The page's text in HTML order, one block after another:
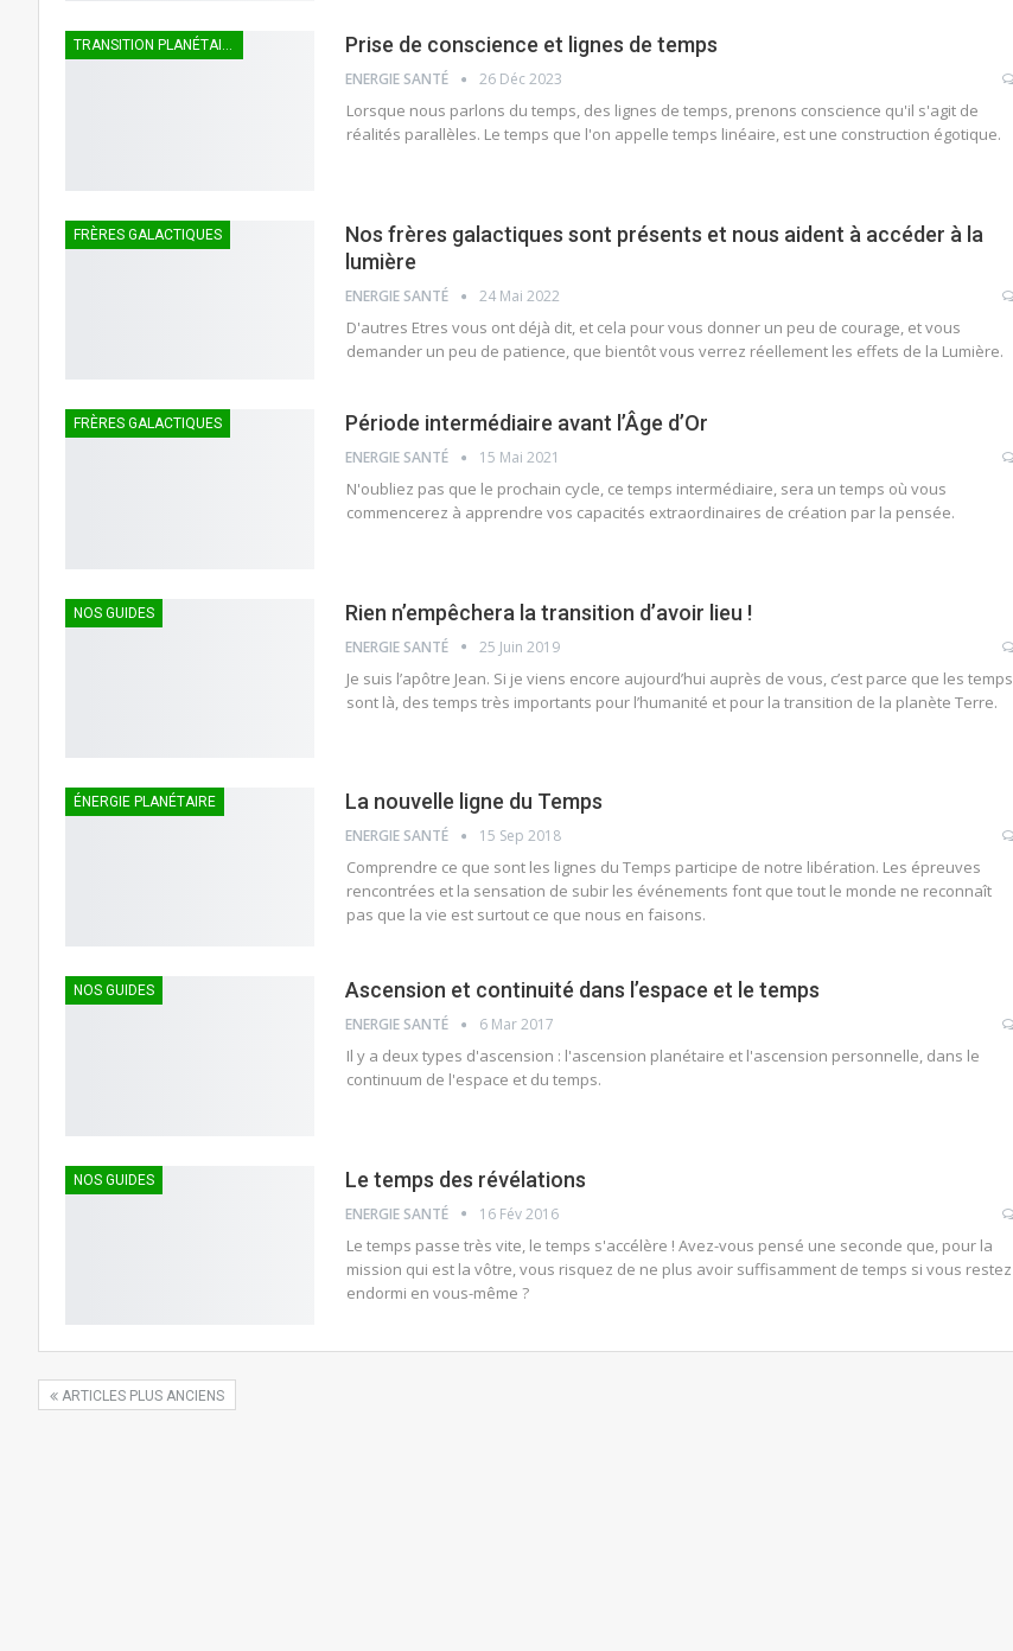
TRANSITION PLANÉTAIRE Prise de conscience et lignes de temps
ENERGIE SANTÉ 26 Déc 2023
Lorsque nous parlons du temps, des lignes de temps, prenons conscience qu'il s'agit de
réalités parallèles. Le temps que l'on appelle temps linéaire, est une construction égotique.
FRÈRES GALACTIQUES
Nos frères galactiques sont présents et nous aident à accéder à la
lumière
ENERGIE SANTÉ 24 Mai 2022
D'autres Etres vous ont déjà dit, et cela pour vous donner un peu de courage, et vous
demander un peu de patience, que bientôt vous verrez réellement les effets de la Lumière.
FRÈRES GALACTIQUES Période intermédiaire avant l’Âge d’Or
ENERGIE SANTÉ 15 Mai 2021
N'oubliez pas que le prochain cycle, ce temps intermédiaire, sera un temps où vous
commencerez à apprendre vos capacités extraordinaires de création par la pensée.
NOS GUIDES Rien n’empêchera la transition d’avoir lieu !
ENERGIE SANTÉ 25 Juin 2019
Je suis l’apôtre Jean. Si je viens encore aujourd’hui auprès de vous, c’est parce que les temps
sont là, des temps très importants pour l’humanité et pour la transition de la planète Terre.
ÉNERGIE PLANÉTAIRE La nouvelle ligne du Temps
ENERGIE SANTÉ 15 Sep 2018
Comprendre ce que sont les lignes du Temps participe de notre libération. Les épreuves
rencontrées et la sensation de subir les événements font que tout le monde ne reconnaît
pas que la vie est surtout ce que nous en faisons.
NOS GUIDES Ascension et continuité dans l’espace et le temps
ENERGIE SANTÉ 6 Mar 2017
Il y a deux types d'ascension : l'ascension planétaire et l'ascension personnelle, dans le
continuum de l'espace et du temps.
NOS GUIDES Le temps des révélations
ENERGIE SANTÉ 16 Fév 2016
Le temps passe très vite, le temps s'accélère ! Avez-vous pensé une seconde que, pour la
mission qui est la vôtre, vous risquez de ne plus avoir suffisamment de temps si vous restez
endormi en vous-même ?
ARTICLES PLUS ANCIENS